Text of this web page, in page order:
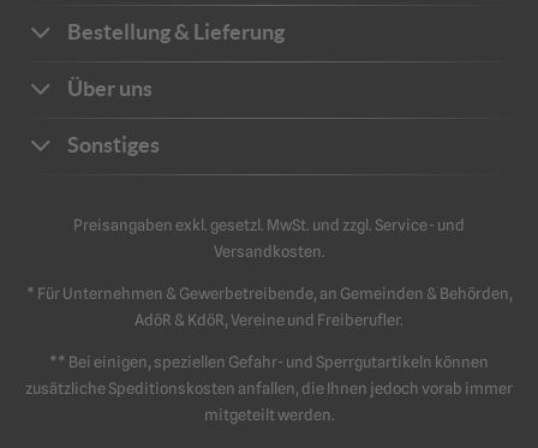
Bestellung & Lieferung
Zahlungsarten
Frachtkosten
Schriftliche Angebote
Retouren & Reklamation
Über uns
Unternehmen
Kontakt
Sonstiges
Impressum
Preisangaben exkl. gesetzl. MwSt. und zzgl. Service- und
Versandkosten.
* Für Unternehmen & Gewerbetreibende, an Gemeinden & Behörden,
AdöR & KdöR, Vereine und Freiberufler.
** Bei einigen, speziellen Gefahr- und Sperrgutartikeln können
zusätzliche Speditionskosten anfallen, die Ihnen jedoch vorab immer
mitgeteilt werden.